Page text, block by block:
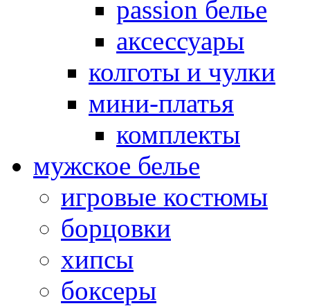
passion белье
аксессуары
колготы и чулки
мини-платья
комплекты
мужское белье
игровые костюмы
борцовки
хипсы
боксеры